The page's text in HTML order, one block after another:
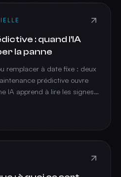
: quand l'IA
la panne
remplacer à date fixe : deux
prédictive ouvre
IA apprend à lire les signes